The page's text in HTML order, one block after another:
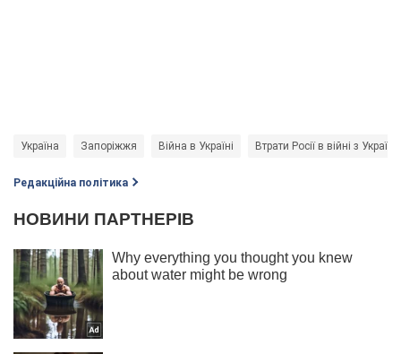
Україна Запоріжжя Війна в Україні Втрати Росії в війні з
Редакційна політика